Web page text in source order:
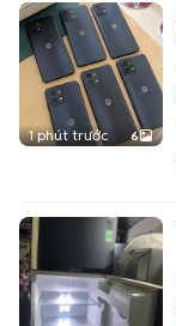
1 phút trước 6